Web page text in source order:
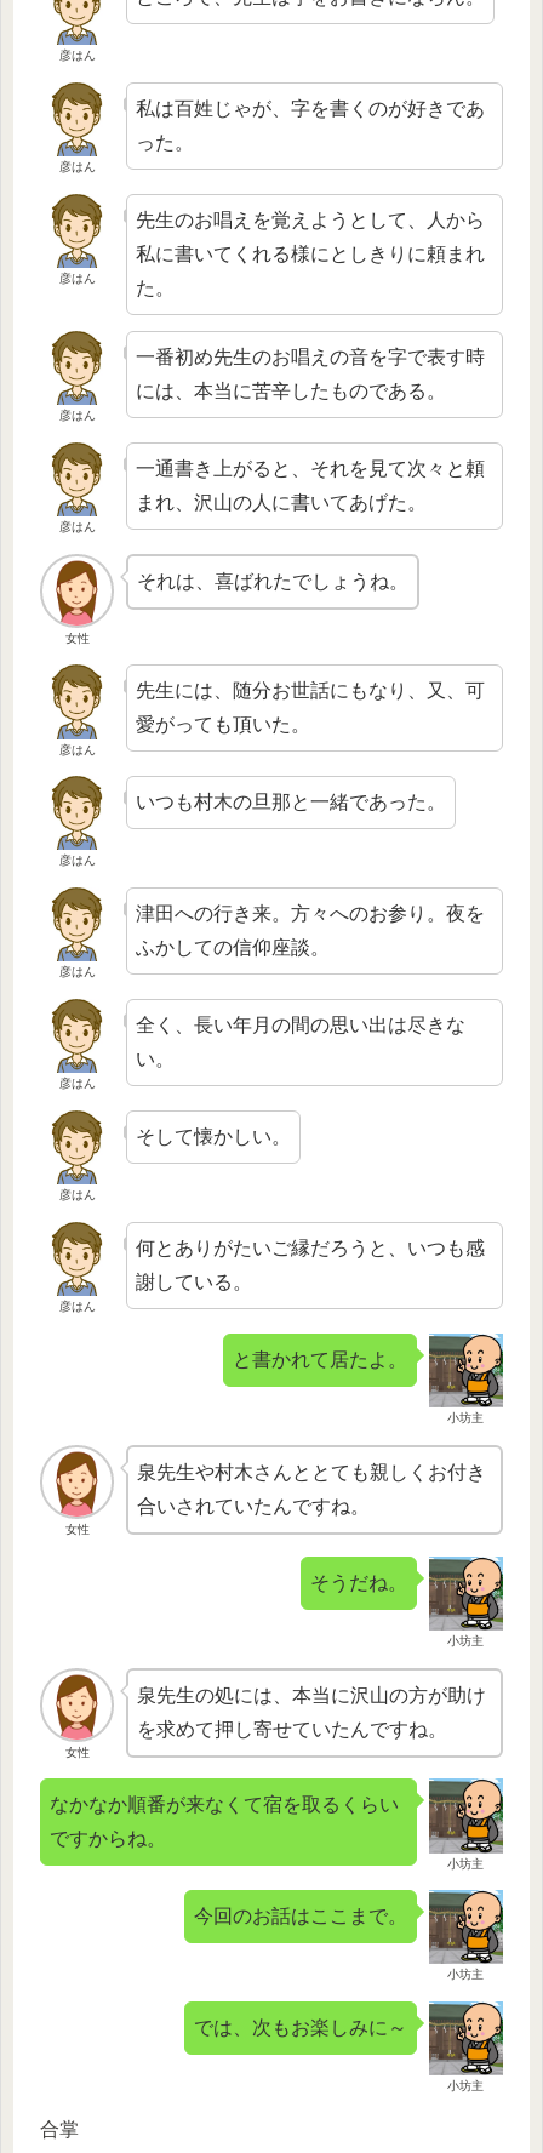
彦はん
彦はん
私は百姓じゃが、字を書くのが好きであ
った。
彦はん
先生のお唱えを覚えようとして、人から
私に書いてくれる様にとしきりに頼まれ
た。
彦はん
一番初め先生のお唱えの音を字で表す時
には、本当に苦辛したものである。
彦はん
一通書き上がると、それを見て次々と頼
まれ、沢山の人に書いてあげた。
女性
それは、喜ばれたでしょうね。
彦はん
先生には、随分お世話にもなり、又、可
愛がっても頂いた。
彦はん
いつも村木の旦那と一緒であった。
彦はん
津田への行き来。方々へのお参り。夜を
ふかしての信仰座談。
彦はん
全く、長い年月の間の思い出は尽きな
い。
彦はん
そして懐かしい。
彦はん
何とありがたいご縁だろうと、いつも感
謝している。
小坊主
と書かれて居たよ。
女性
泉先生や村木さんととても親しくお付き
合いされていたんですね。
小坊主
そうだね。
女性
泉先生の処には、本当に沢山の方が助け
を求めて押し寄せていたんですね。
小坊主
なかなか順番が来なくて宿を取るくらい
ですからね。
小坊主
今回のお話はここまで。
小坊主
では、次もお楽しみに～
合掌